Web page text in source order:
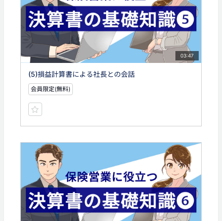
03:47
(5)損益計算書による社長との会話
会員限定(無料)